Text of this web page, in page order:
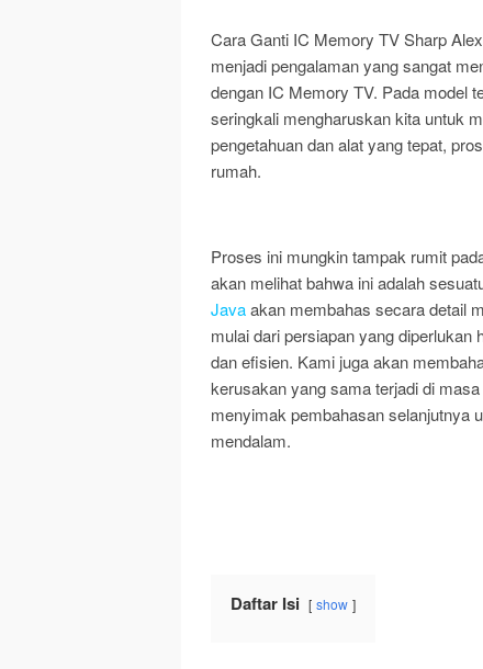
Cara Ganti IC Memory TV Sharp
menjadi pengalaman yang sangat
dengan IC Memory TV. Pada model
seringkali mengharuskan kita untuk
pengetahuan dan alat yang tepat,
rumah.
Proses ini mungkin tampak rumit
akan melihat bahwa ini adalah
Javaakan membahas secara detail
mulai dari persiapan yang
dan efisien. Kami juga akan
kerusakan yang sama terjadi di
menyimak pembahasan selanjutnya
mendalam.
Daftar Isi show